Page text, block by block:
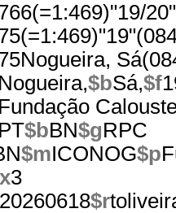
$bSá,$f
$bBN$gRPC
$mICONOG$p
3
20260618$r